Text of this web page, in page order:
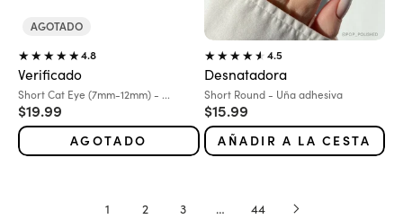
AGOTADO
4.8
Verificado
Variante:
Short Cat Eye (7mm-12mm) - ...
Precio de oferta
$19.99
AGOTADO
4.5
Desnatadora
Variante:
Short Round - Uña adhesiva
Precio de oferta
$15.99
AÑADIR A LA CESTA
1 2 3 … 44